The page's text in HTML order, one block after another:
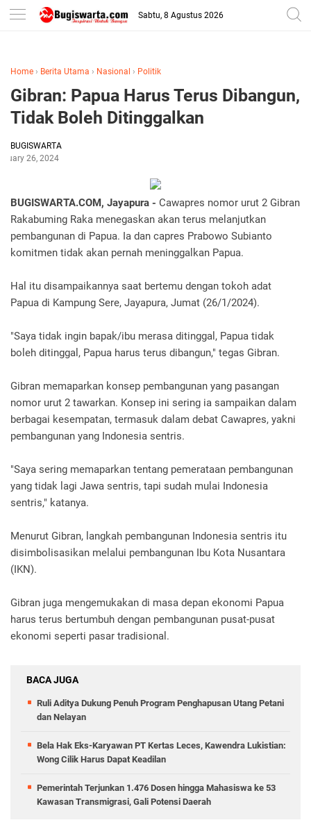
-->
Sabtu, 8 Agustus 2026
Home › Berita Utama › Nasional › Politik
Gibran: Papua Harus Terus Dibangun,
Tidak Boleh Ditinggalkan
BUGISWARTA
26, 2024
BUGISWARTA.COM, Jayapura - Cawapres nomor urut 2 Gibran
Rakabuming Raka menegaskan akan terus melanjutkan
pembangunan di Papua. Ia dan capres Prabowo Subianto
komitmen tidak akan pernah meninggalkan Papua.
Hal itu disampaikannya saat bertemu dengan tokoh adat
Papua di Kampung Sere, Jayapura, Jumat (26/1/2024).
"Saya tidak ingin bapak/ibu merasa ditinggal, Papua tidak
boleh ditinggal, Papua harus terus dibangun," tegas Gibran.
Gibran memaparkan konsep pembangunan yang pasangan
nomor urut 2 tawarkan. Konsep ini sering ia sampaikan dalam
berbagai kesempatan, termasuk dalam debat Cawapres, yakni
pembangunan yang Indonesia sentris.
"Saya sering memaparkan tentang pemerataan pembangunan
yang tidak lagi Jawa sentris, tapi sudah mulai Indonesia
sentris," katanya.
Menurut Gibran, langkah pembangunan Indonesia sentris itu
disimbolisasikan melalui pembangunan Ibu Kota Nusantara
(IKN).
Gibran juga mengemukakan di masa depan ekonomi Papua
harus terus bertumbuh dengan pembangunan pusat-pusat
ekonomi seperti pasar tradisional.
BACA JUGA
Ruli Aditya Dukung Penuh Program Penghapusan Utang Petani
dan Nelayan
Bela Hak Eks-Karyawan PT Kertas Leces, Kawendra Lukistian:
Wong Cilik Harus Dapat Keadilan
Pemerintah Terjunkan 1.476 Dosen hingga Mahasiswa ke 53
Kawasan Transmigrasi, Gali Potensi Daerah